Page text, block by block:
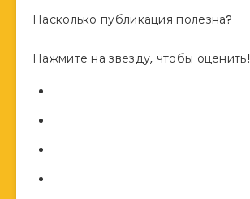
Насколько публикация полезна?
Нажмите на звезду, чтобы оценить!